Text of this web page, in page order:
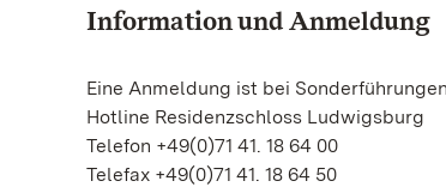
Information und Anmeldung
Eine Anmeldung ist bei
Hotline Residenzschloss Ludwigsburg
Telefon +49(0)71 41. 18 64 00
Telefax +49(0)71 41. 18 64 50